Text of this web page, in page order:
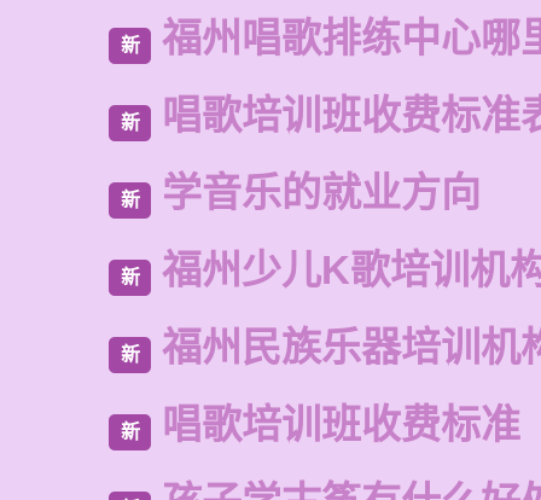
新 福州唱歌排练中心哪
新 唱歌培训班收费标准
新 学音乐的就业方向
新 福州少儿K歌培训机
新 福州民族乐器培训机
新 唱歌培训班收费标准